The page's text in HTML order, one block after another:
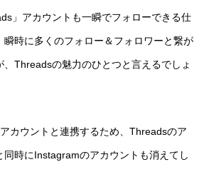
」アカウントも一瞬でフォローできる仕
瞬時に多くのフォロー＆フォロワーと繋が
、Threadsの魅力のひとつと言えるでしょ
カウントと連携するため、Threadsのア
同時にInstagramのアカウントも消えてし